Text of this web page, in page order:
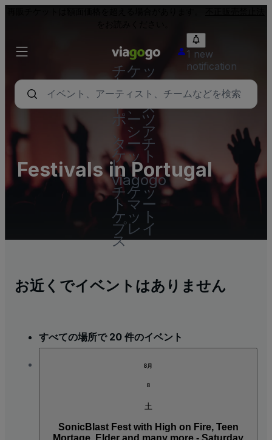
チケッ
ト - コ
ンサー
ト、ス
ポーツ
、シア
ターチ
ケット
|
viagogo
チケッ
トマー
ケット
プレイ
ス
1 new
notification
Festivals in Portugal
お近くでイベントはありません
すべての場所で 20 件のイベント
8月
8
土
SonicBlast Fest with High on Fire, Teen
Mortage, Elder and many more - Saturday